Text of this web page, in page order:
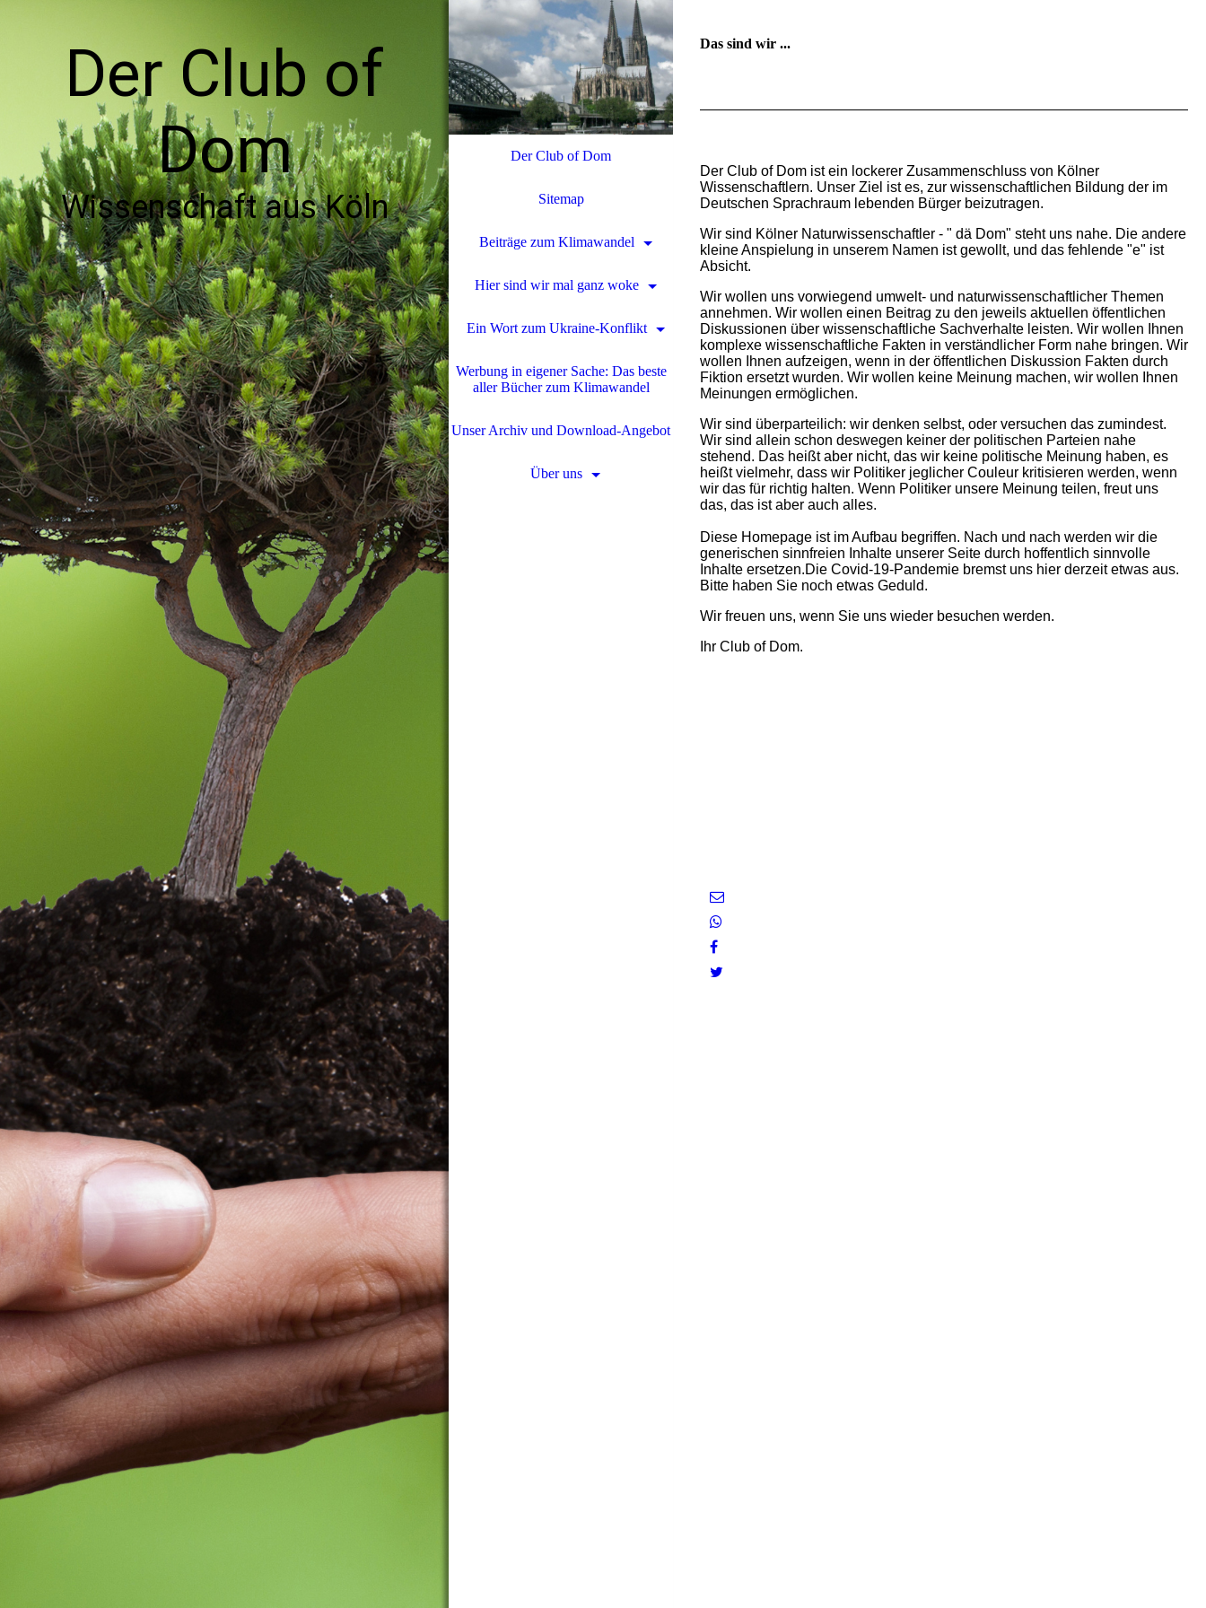
Der Club of
Dom
Wissenschaft aus Köln
Der Club of Dom
Sitemap
Beiträge zum Klimawandel
Hier sind wir mal ganz woke
Ein Wort zum Ukraine-Konflikt
Werbung in eigener Sache: Das beste
aller Bücher zum Klimawandel
Unser Archiv und Download-Angebot
Über uns
Das sind wir ...
Der Club of Dom ist ein lockerer Zusammenschluss von Kölner
Wissenschaftlern. Unser Ziel ist es, zur wissenschaftlichen Bildung der im
Deutschen Sprachraum lebenden Bürger beizutragen.
Wir sind Kölner Naturwissenschaftler - " dä Dom" steht uns nahe. Die andere
kleine Anspielung in unserem Namen ist gewollt, und das fehlende "e" ist
Absicht.
Wir wollen uns vorwiegend umwelt- und naturwissenschaftlicher Themen
annehmen. Wir wollen einen Beitrag zu den jeweils aktuellen öffentlichen
Diskussionen über wissenschaftliche Sachverhalte leisten. Wir wollen Ihnen
komplexe wissenschaftliche Fakten in verständlicher Form nahe bringen. Wir
wollen Ihnen aufzeigen, wenn in der öffentlichen Diskussion Fakten durch
Fiktion ersetzt wurden. Wir wollen keine Meinung machen, wir wollen Ihnen
Meinungen ermöglichen.
Wir sind überparteilich: wir denken selbst, oder versuchen das zumindest.
Wir sind allein schon deswegen keiner der politischen Parteien nahe
stehend. Das heißt aber nicht, das wir keine politische Meinung haben, es
heißt vielmehr, dass wir Politiker jeglicher Couleur kritisieren werden, wenn
wir das für richtig halten. Wenn Politiker unsere Meinung teilen, freut uns
das, das ist aber auch alles.
Diese Homepage ist im Aufbau begriffen. Nach und nach werden wir die
generischen sinnfreien Inhalte unserer Seite durch hoffentlich sinnvolle
Inhalte ersetzen.Die Covid-19-Pandemie bremst uns hier derzeit etwas aus.
Bitte haben Sie noch etwas Geduld.
Wir freuen uns, wenn Sie uns wieder besuchen werden.
Ihr Club of Dom.